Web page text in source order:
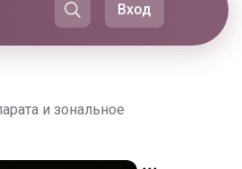
Вход
и зональное